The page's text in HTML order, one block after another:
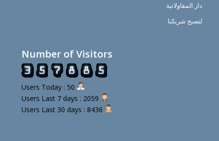
دار المقاولاتية
لتصبح شريكنا
Number of Visitors